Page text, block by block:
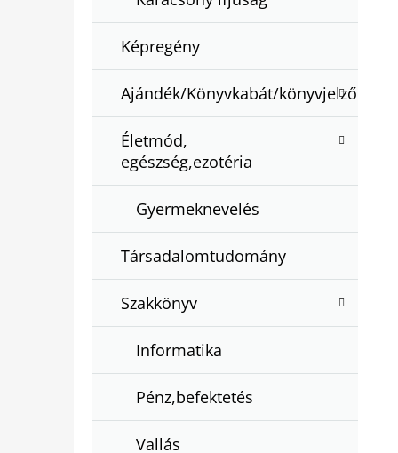
Képregény
Ajándék/Könyvkabát/könyvjelző
Életmód,
egészség,ezotéria
Gyermeknevelés
Társadalomtudomány
Szakkönyv
Informatika
Pénz,befektetés
Vallás